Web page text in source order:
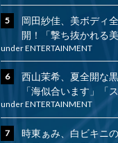
岡田紗佳、美ボディ
開！「撃ち抜かれる
underENTERTAINMENT
西山茉希、夏全開な
「海似合います」「
underENTERTAINMENT
時東ぁみ、白ビキニ